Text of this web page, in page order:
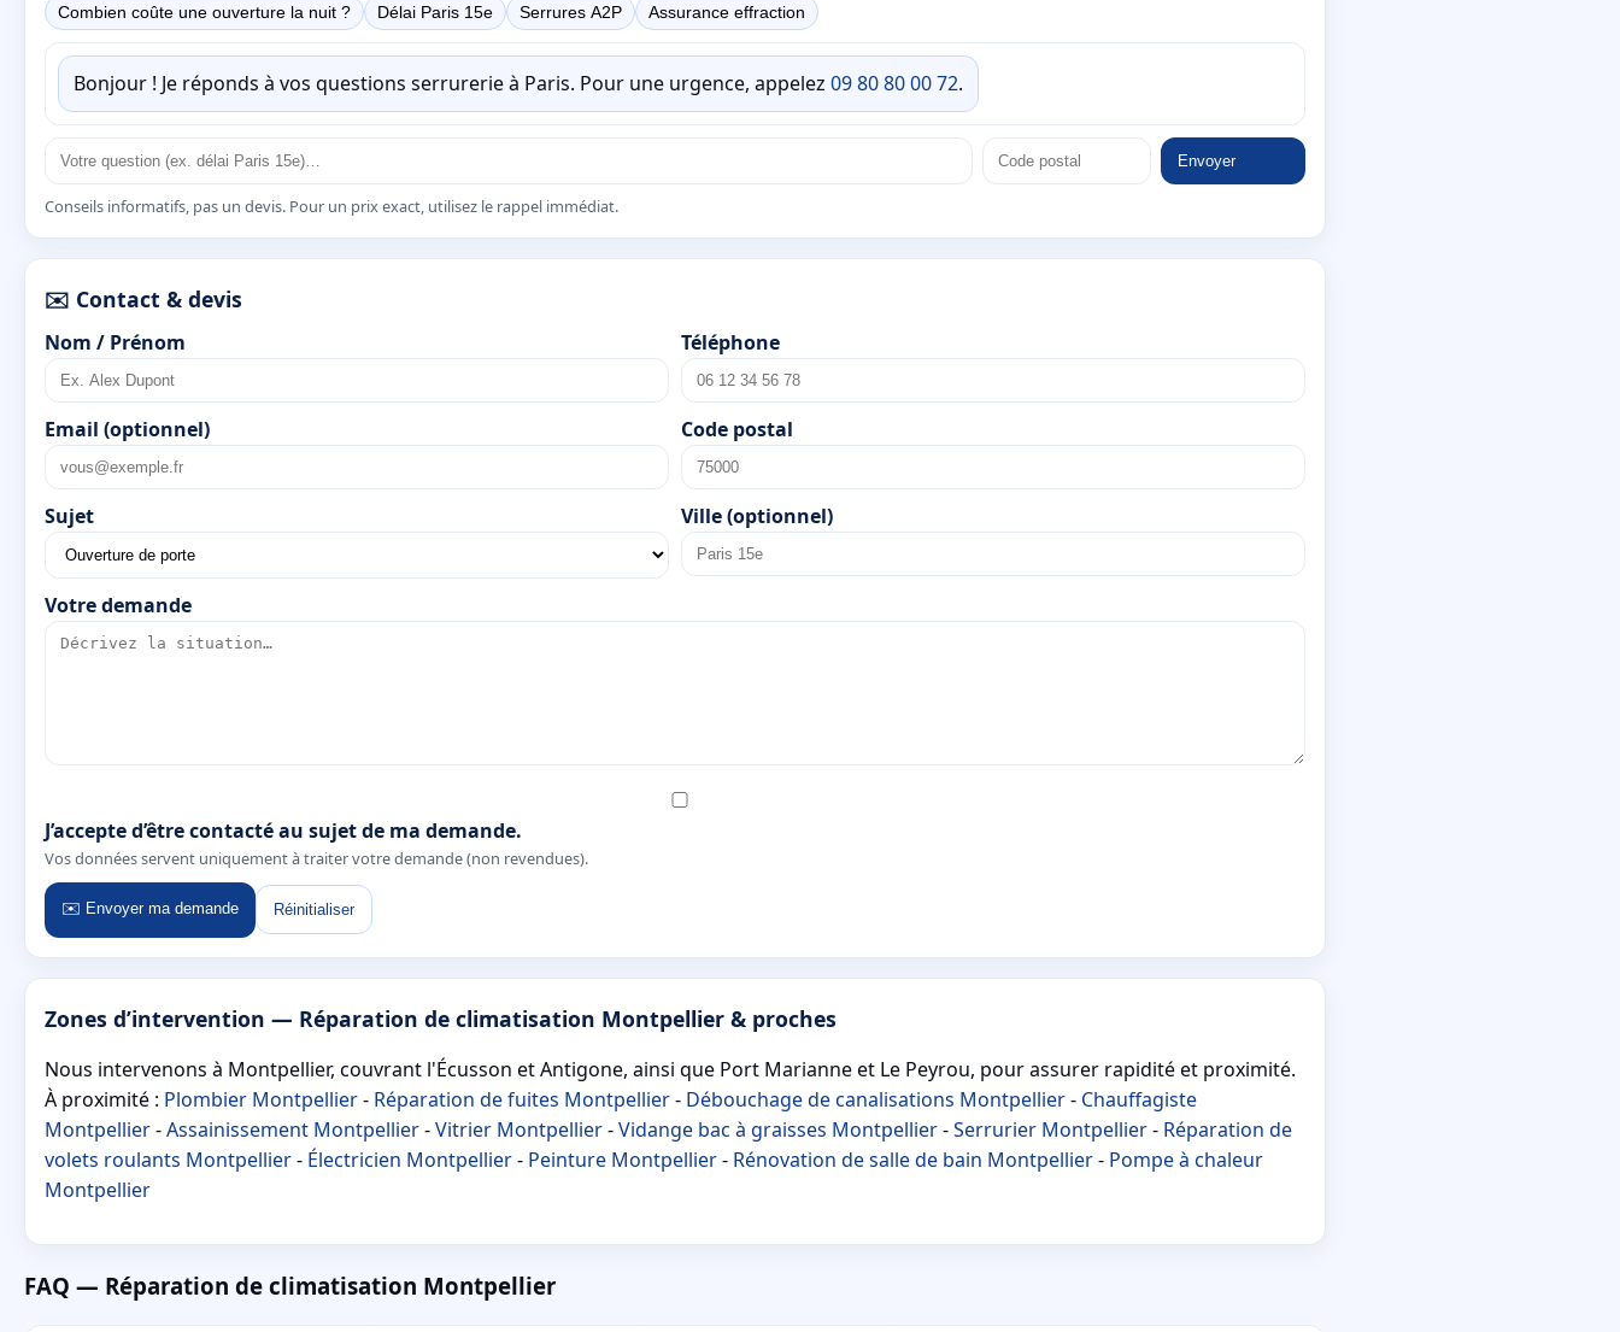
Combien coûte une ouverture la nuit ? Délai Paris 15e Serrures A2P Assurance effraction
Bonjour ! Je réponds à vos questions serrurerie à Paris. Pour une urgence, appelez 09 80 80 00 72.
Envoyer
Conseils informatifs, pas un devis. Pour un prix exact, utilisez le rappel immédiat.
✉️ Contact & devis
Nom / Prénom Téléphone
Email (optionnel) Code postal
Sujet Ville (optionnel)
Votre demande
J’accepte d’être contacté au sujet de ma demande.
Vos données servent uniquement à traiter votre demande (non revendues).
✉️ Envoyer ma demande Réinitialiser
Zones d’intervention — Réparation de climatisation Montpellier & proches
Nous intervenons à Montpellier, couvrant l'Écusson et Antigone, ainsi que Port Marianne et Le Peyrou, pour assurer rapidité et proximité.
À proximité : Plombier Montpellier- Réparation de fuites Montpellier- Débouchage de canalisations Montpellier- Chauffagiste
Montpellier-Assainissement Montpellier-Vitrier Montpellier-Vidange bac à graisses Montpellier-Serrurier Montpellier- Réparation de
volets roulants Montpellier- Électricien Montpellier- Peinture Montpellier- Rénovation de salle de bain Montpellier- Pompe à chaleur
Montpellier
FAQ — Réparation de climatisation Montpellier